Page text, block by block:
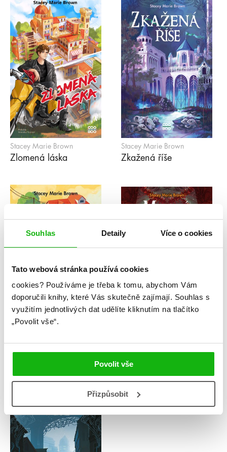
Souhlas Detaily Více o cookies
Tato webová stránka používá cookies
cookies? Používáme je třeba k tomu, abychom Vám
doporučili knihy, které Vás skutečně zajímají. Souhlas s
využitím jednotlivých dat udělíte kliknutím na tlačítko
„Povolit vše“.
Povolit vše
Přizpůsobit
Stacey Marie Brown
Zlomená láska
Stacey Marie Brown
Zkažená říše
Roztříštěná láska Mrtvá říše